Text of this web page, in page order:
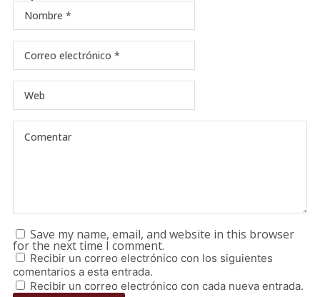
Save my name, email, and website in this browser
for the next time I comment.
Recibir un correo electrónico con los siguientes
comentarios a esta entrada.
Recibir un correo electrónico con cada nueva entrada.